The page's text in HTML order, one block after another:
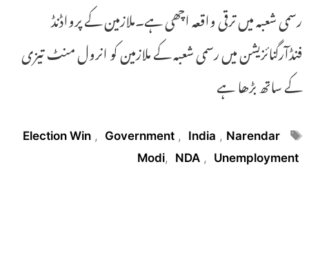
رسمی شعبہ میں ترقی واقعہ اچھی ہے۔ملازمین کے پرواڈنڈ
فنڈآرگنائزیشن میں رسمی شعبہ کے ملازمین کو انرول منٹ تیزی
کے ساتھ بڑھا ہے
Tags
Election Win , Government , India , Narendar
Modi, NDA , Unemployment